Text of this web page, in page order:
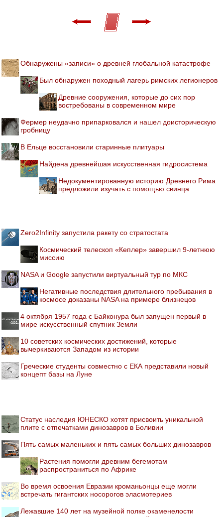
Обнаружены «записи» о древней глобальной катастрофе
Был обнаружен походный лагерь римских легионеров
Древние сооружения, которые до сих пор
востребованы в современном мире
Фермер неудачно припарковался и нашел доисторическую
гробницу
В Ельце восстановили старинные плитуары
Найдена древнейшая искусственная гидросистема
Недокументированную историю Древнего Рима
предложили изучать с помощью свинца
Zero2Infinity запустила ракету со стратостата
Космический телескоп «Кеплер» завершил 9-летнюю
миссию
NASA и Google запустили виртуальный тур по МКС
Негативные последствия длительного пребывания в
космосе доказаны NASA на примере близнецов
4 октября 1957 года с Байконура был запущен первый в
мире искусственный спутник Земли
10 советских космических достижений, которые
вычеркиваются Западом из истории
Греческие студенты совместно с ЕКА представили новый
концепт базы на Луне
Статус наследия ЮНЕСКО хотят присвоить уникальной
плите с отпечатками динозавров в Боливии
Пять самых маленьких и пять самых больших динозавров
Растения помогли древним бегемотам
распространиться по Африке
Во время освоения Евразии кроманьонцы еще могли
встречать гигантских носорогов эласмотериев
Лежавшие 140 лет на музейной полке окаменелости